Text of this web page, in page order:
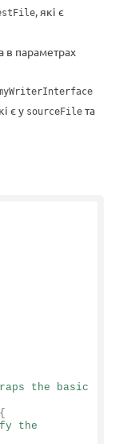
, які є
в параметрах
є у sourceFile та
the basic
{
the